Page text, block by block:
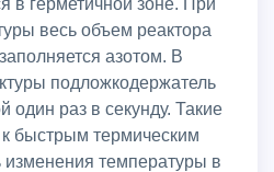
в герметичной зоне. При
весь объем реактора
азотом. В
подложкодержатель
один раз в секунду. Такие
быстрым термическим
изменения температуры в